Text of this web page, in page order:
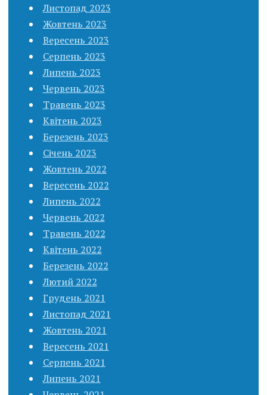
Листопад 2023
Жовтень 2023
Вересень 2023
Серпень 2023
Липень 2023
Червень 2023
Травень 2023
Квітень 2023
Березень 2023
Січень 2023
Жовтень 2022
Вересень 2022
Липень 2022
Червень 2022
Травень 2022
Квітень 2022
Березень 2022
Лютий 2022
Грудень 2021
Листопад 2021
Жовтень 2021
Вересень 2021
Серпень 2021
Липень 2021